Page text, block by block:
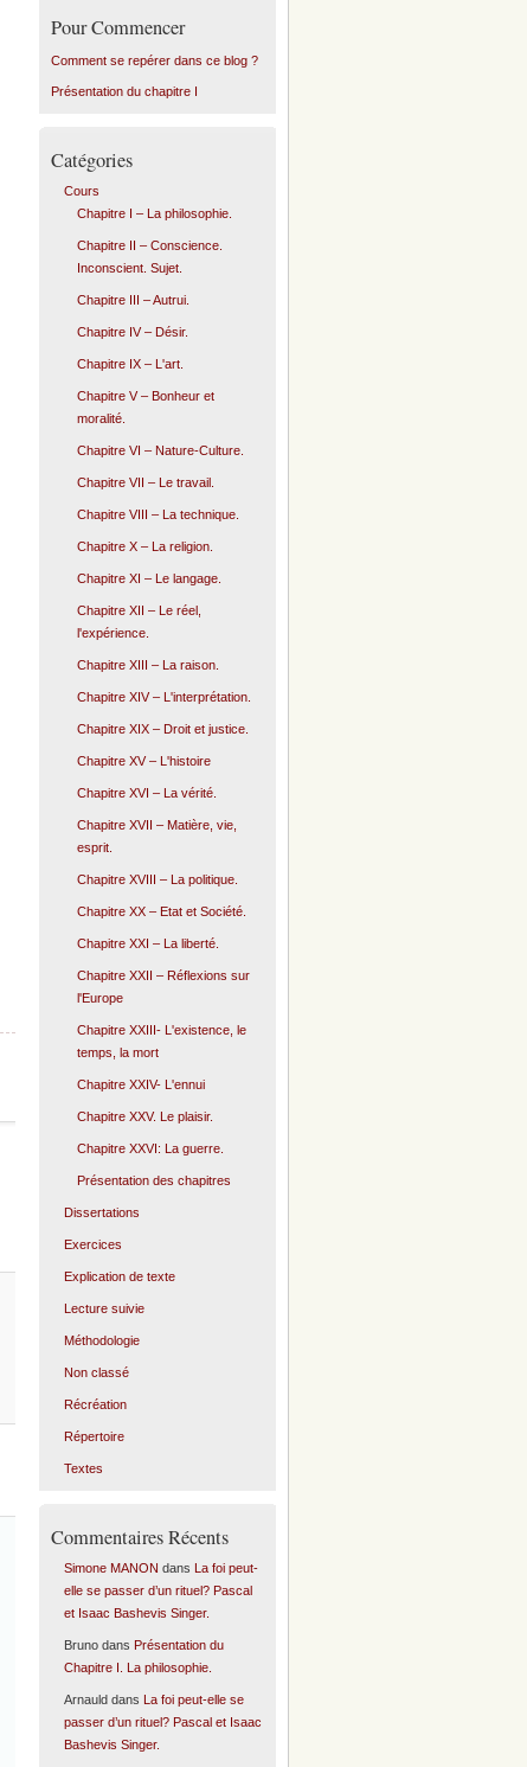
Pour Commencer
Comment se repérer dans ce blog ?
Présentation du chapitre I
Catégories
Cours
Chapitre I – La philosophie.
Chapitre II – Conscience.
Inconscient. Sujet.
Chapitre III – Autrui.
Chapitre IV – Désir.
Chapitre IX – L'art.
Chapitre V – Bonheur et
moralité.
Chapitre VI – Nature-Culture.
Chapitre VII – Le travail.
Chapitre VIII – La technique.
Chapitre X – La religion.
Chapitre XI – Le langage.
Chapitre XII – Le réel,
l'expérience.
Chapitre XIII – La raison.
Chapitre XIV – L'interprétation.
Chapitre XIX – Droit et justice.
Chapitre XV – L'histoire
Chapitre XVI – La vérité.
Chapitre XVII – Matière, vie,
esprit.
Chapitre XVIII – La politique.
Chapitre XX – Etat et Société.
Chapitre XXI – La liberté.
Chapitre XXII – Réflexions sur
l'Europe
Chapitre XXIII- L'existence, le
temps, la mort
Chapitre XXIV- L'ennui
Chapitre XXV. Le plaisir.
Chapitre XXVI: La guerre.
Présentation des chapitres
Dissertations
Exercices
Explication de texte
Lecture suivie
Méthodologie
Non classé
Récréation
Répertoire
Textes
Commentaires Récents
Simone MANON dans La foi peut-
elle se passer d’un rituel? Pascal
et Isaac Bashevis Singer.
Brunodans Présentation du
Chapitre I. La philosophie.
Arnaulddans La foi peut-elle se
passer d’un rituel? Pascal et Isaac
Bashevis Singer.